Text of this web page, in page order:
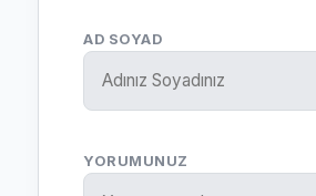
AD SOYAD
YORUMUNUZ